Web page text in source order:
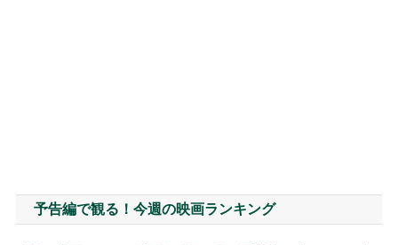
予告編で観る！今週の映画ランキング